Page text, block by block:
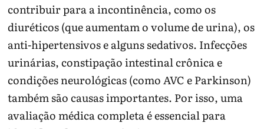
contribuir para a incontinência, como os
diuréticos (que aumentam o volume de urina), os
anti-hipertensivos e alguns sedativos. Infecções
urinárias, constipação intestinal crônica e
condições neurológicas (como AVC e Parkinson)
também são causas importantes. Por isso, uma
avaliação médica completa é essencial para